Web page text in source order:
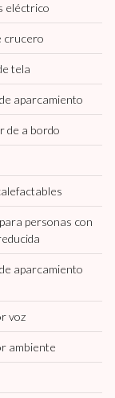
eléctrico
crucero
tela
aparcamiento
de a bordo
personas con
aparcamiento
voz
ambiente